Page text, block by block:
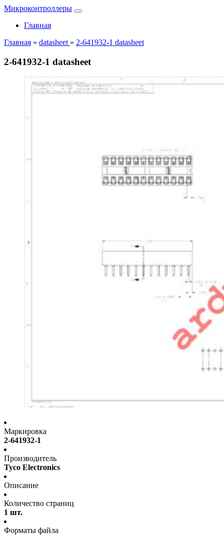
Микроконтроллеры
Главная
Главная » datasheet » 2-641932-1 datasheet
2-641932-1 datasheet
Маркировка
2-641932-1
Производитель
Tyco Electronics
Описание
Количество страниц
1 шт.
Форматы файла